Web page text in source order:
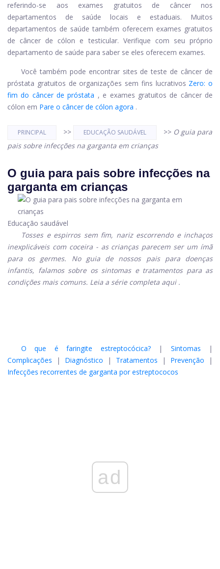
referindo-se aos exames gratuitos de câncer nos
departamentos de saúde locais e estaduais. Muitos
departamentos de saúde também oferecem exames gratuitos
de câncer de cólon e testicular. Verifique com seu próprio
departamento de saúde para saber se eles oferecem exames.
Você também pode encontrar sites de teste de câncer de
próstata gratuitos de organizações sem fins lucrativos Zero: o
fim do câncer de próstata , e exames gratuitos de câncer de
cólon em Pare o câncer de cólon agora .
PRINCIPAL >> EDUCAÇÃO SAUDÁVEL >> O guia para
pais sobre infecções na garganta em crianças
O guia para pais sobre infecções na
garganta em crianças
Educação saudável
Tosses e espirros sem fim, nariz escorrendo e inchaços
inexplicáveis ​​com coceira - as crianças parecem ser um ímã
para os germes. No guia de nossos pais para doenças
infantis, falamos sobre os sintomas e tratamentos para as
condições mais comuns. Leia a série completa aqui .
O que é faringite estreptocócica?| Sintomas |
Complicações | Diagnóstico | Tratamentos | Prevenção |
Infecções recorrentes de garganta por estreptococos
ad